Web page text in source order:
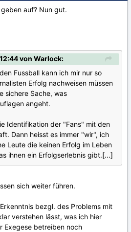
auf? Nun gut.
von Warlock:
Fussball kann ich mir nur so
Erfolg nachweisen müssen
sichere Sache, was
angeht.
Identifikation der "Fans" mit den
Dann heisst es immer "wir", ich
Leute die keinen Erfolg im Leben
ihnen ein Erfolgserlebnis gibt.[...]
sich weiter führen.
bezgl. des Problems mit
verstehen lässt, was ich hier
Exegese betreiben noch